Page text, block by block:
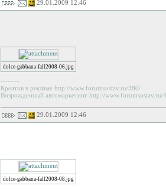
29.01.2009 12:46
dolce-gabbana-fall2008-06.jpg
--------
Креатив в рекламе http://www.forumsostav.ru/380/
Возрожденный автомаркетинг http://www.forumsostav.ru/
29.01.2009 12:46
dolce-gabbana-fall2008-08.jpg